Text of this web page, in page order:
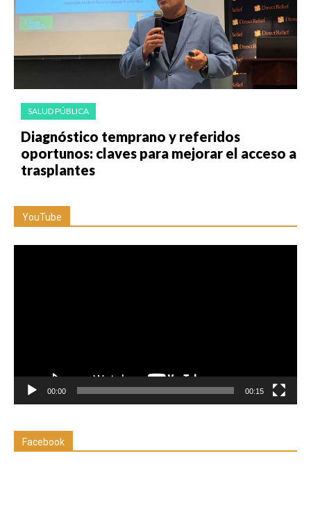
SALUD PÚBLICA
Diagnóstico temprano y referidos
oportunos: claves para mejorar el acceso a
trasplantes
YouTube
00:00 00:15
Facebook